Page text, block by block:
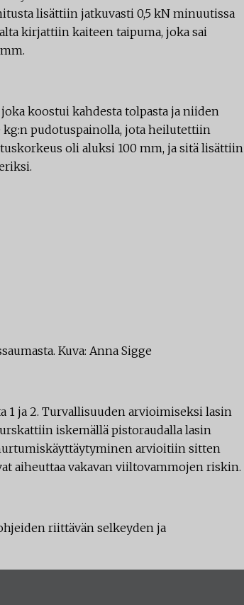
lisättiin jatkuvasti 0,5 kN minuutissa
kirjattiin kaiteen taipuma, joka sai
koostui kahdesta tolpasta ja niiden
kg:n pudotuspainolla, jota heilutettiin
oli aluksi 100 mm, ja sitä lisättiin
Kuva: Anna Sigge
1 ja 2. Turvallisuuden arvioimiseksi lasin
iskemällä pistoraudalla lasin
arvioitiin sitten
aiheuttaa vakavan viiltovammojen riskin.
riittävän selkeyden ja